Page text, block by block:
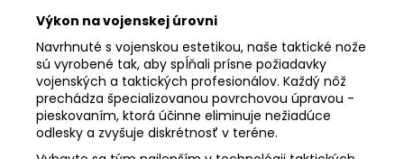
Výkon na vojenskej úrovni
Navrhnuté s vojenskou estetikou, naše taktické nože
sú vyrobené tak, aby spĺňali prísne požiadavky
vojenských a taktických profesionálov. Každý nôž
prechádza špecializovanou povrchovou úpravou -
pieskovaním, ktorá účinne eliminuje nežiadúce
odlesky a zvyšuje diskrétnosť v teréne.